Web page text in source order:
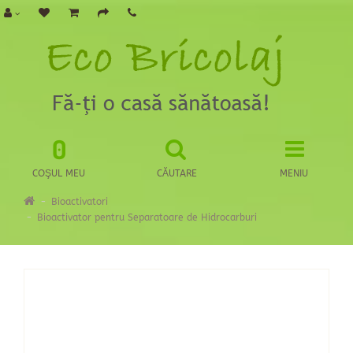
MENIU
CĂUTARE
0
COŞUL MEU
Bioactivatori
Bioactivator pentru Separatoare de Hidrocarburi